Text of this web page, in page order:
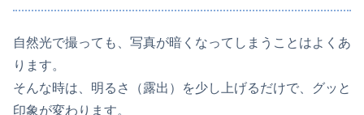
自然光で撮っても、写真が暗くなってしまうことはよくあ
ります。
そんな時は、明るさ（露出）を少し上げるだけで、グッと
印象が変わります。